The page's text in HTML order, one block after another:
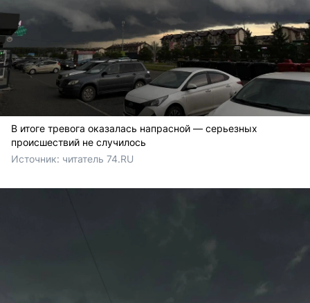
В итоге тревога оказалась напрасной — серьезных
происшествий не случилось
Источник: читатель 74.RU